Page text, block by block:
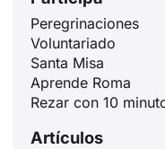
Peregrinaciones
Voluntariado
Santa Misa
Aprende Roma
Rezar con 10
Artículos